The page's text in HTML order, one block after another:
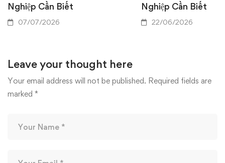
Nghiệp Cần Biết
07/07/2026
Nghiệp Cần Biết
22/06/2026
Leave your thought here
Your email address will not be published. Required fields are
marked *